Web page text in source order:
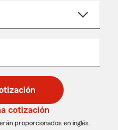
cotización
proporcionados en inglés.